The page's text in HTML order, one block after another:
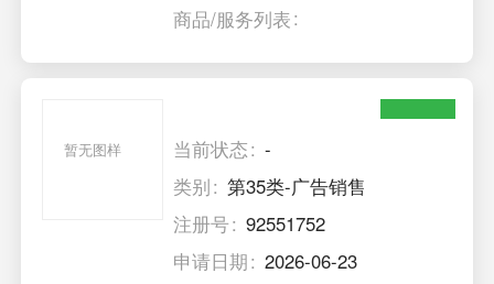
商品/服务列表
暂无图样 当前状态
-
类别
第35类-广告销售
注册号
92551752
申请日期
2026-06-23